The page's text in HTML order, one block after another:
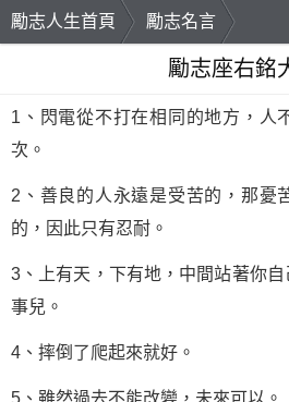
勵志人生首頁
勵志名言
勵志座右銘
1、閃電從不打在相同的地方，人
次。
2、善良的人永遠是受苦的，那憂
的，因此只有忍耐。
3、上有天，下有地，中間站著你
事兒。
4、摔倒了爬起來就好。
5、雖然過去不能改變，未來可以。